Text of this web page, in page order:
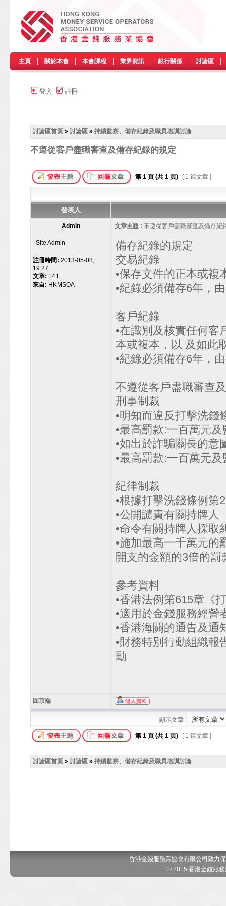
主頁 關於本會 本會課程 業界資訊 銀行關係 討論區
登入 註冊
討論區首頁 » 討論區 » 持續監察、備存紀錄及職員培訓討論
不遵從客戶盡職審查及備存紀錄的規定
第 1 頁 (共 1 頁) [ 1 篇文章 ]
發表人
Admin 文章主題 : 不遵從客戶盡職審查及備存紀
Site Admin
註冊時間: 2013-05-08,
19:27
文章: 141
來自: HKMSOA
備存紀錄的規定
交易紀錄
•保存文件的正本或複
•紀錄必須備存6年，
客戶紀錄
•在識別及核實任何客
本或複本，以 及如此
•紀錄必須備存6年，
不遵從客戶盡職審查
刑事制裁
•明知而違反打擊洗錢
•最高罰款:一百萬元
•如出於詐騙關長的意
•最高罰款:一百萬元
紀律制裁
•根據打擊洗錢條例第
•公開譴責有關持牌人
•命令有關持牌人採取
•施加最高一千萬元的
開支的金額的3倍的罰
參考資料
•香港法例第615章《
•適用於金錢服務經營
•香港海關的通告及通
•財務特別行動組織報
動
回頂端
顯示文章 :
第 1 頁 (共 1 頁) [ 1 篇文章 ]
討論區首頁 » 討論區 » 持續監察、備存紀錄及職員培訓討論
香港金錢服務業協會有限公司致力
© 2015 香港金錢服